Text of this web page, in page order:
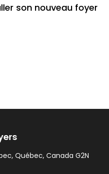
son nouveau foyer
Québec, Canada G2N